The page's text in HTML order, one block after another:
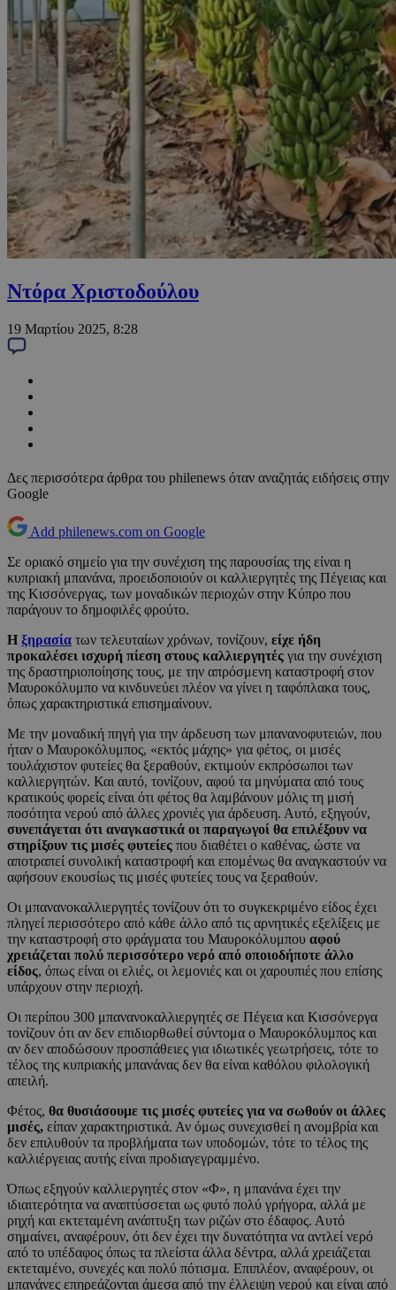
Ντόρα Χριστοδούλου
19 Μαρτίου 2025, 8:28
Δες περισσότερα άρθρα του philenews όταν αναζητάς ειδήσεις στην
Google
Add philenews.com on Google
Σε οριακό σημείο για την συνέχιση της παρουσίας της είναι η
κυπριακή μπανάνα, προειδοποιούν οι καλλιεργητές της Πέγειας και
της Κισσόνεργας, των μοναδικών περιοχών στην Κύπρο που
παράγουν το δημοφιλές φρούτο.
Η ξηρασία των τελευταίων χρόνων, τονίζουν, είχε ήδη
προκαλέσει ισχυρή πίεση στους καλλιεργητές για την συνέχιση
της δραστηριοποίησης τους, με την απρόσμενη καταστροφή στον
Μαυροκόλυμπο να κινδυνεύει πλέον να γίνει η ταφόπλακα τους,
όπως χαρακτηριστικά επισημαίνουν.
Με την μοναδική πηγή για την άρδευση των μπανανοφυτειών, που
ήταν ο Μαυροκόλυμπος, «εκτός μάχης» για φέτος, οι μισές
τουλάχιστον φυτείες θα ξεραθούν, εκτιμούν εκπρόσωποι των
καλλιεργητών. Και αυτό, τονίζουν, αφού τα μηνύματα από τους
κρατικούς φορείς είναι ότι φέτος θα λαμβάνουν μόλις τη μισή
ποσότητα νερού από άλλες χρονιές για άρδευση. Αυτό, εξηγούν,
συνεπάγεται ότι αναγκαστικά οι παραγωγοί θα επιλέξουν να
στηρίξουν τις μισές φυτείες που διαθέτει ο καθένας, ώστε να
αποτραπεί συνολική καταστροφή και επομένως θα αναγκαστούν να
αφήσουν εκουσίως τις μισές φυτείες τους να ξεραθούν.
Οι μπανανοκαλλιεργητές τονίζουν ότι το συγκεκριμένο είδος έχει
πληγεί περισσότερο από κάθε άλλο από τις αρνητικές εξελίξεις με
την καταστροφή στο φράγματα του Μαυροκόλυμπου αφού
χρειάζεται πολύ περισσότερο νερό από οποιοδήποτε άλλο
είδος, όπως είναι οι ελιές, οι λεμονιές και οι χαρουπιές που επίσης
υπάρχουν στην περιοχή.
Οι περίπου 300 μπανανοκαλλιεργητές σε Πέγεια και Κισσόνεργα
τονίζουν ότι αν δεν επιδιορθωθεί σύντομα ο Μαυροκόλυμπος και
αν δεν αποδώσουν προσπάθειες για ιδιωτικές γεωτρήσεις, τότε το
τέλος της κυπριακής μπανάνας δεν θα είναι καθόλου φιλολογική
απειλή.
Φέτος, θα θυσιάσουμε τις μισές φυτείες για να σωθούν οι άλλες
μισές, είπαν χαρακτηριστικά. Αν όμως συνεχισθεί η ανομβρία και
δεν επιλυθούν τα προβλήματα των υποδομών, τότε το τέλος της
καλλιέργειας αυτής είναι προδιαγεγραμμένο.
Όπως εξηγούν καλλιεργητές στον «Φ», η μπανάνα έχει την
ιδιαιτερότητα να αναπτύσσεται ως φυτό πολύ γρήγορα, αλλά με
ρηχή και εκτεταμένη ανάπτυξη των ριζών στο έδαφος. Αυτό
σημαίνει, αναφέρουν, ότι δεν έχει την δυνατότητα να αντλεί νερό
από το υπέδαφος όπως τα πλείστα άλλα δέντρα, αλλά χρειάζεται
εκτεταμένο, συνεχές και πολύ πότισμα. Επιπλέον, αναφέρουν, οι
μπανάνες επηρεάζονται άμεσα από την έλλειψη νερού και είναι από